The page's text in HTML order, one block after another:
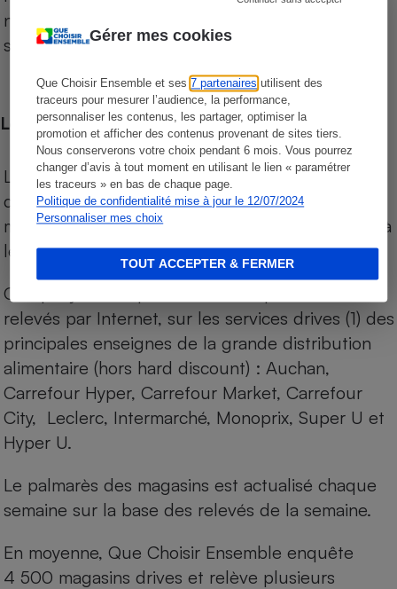
Gérer mes cookies
Que Choisir Ensemble et ses7 partenaires utilisent des
traceurs pour mesurer l’audience, la performance,
personnaliser les contenus, les partager, optimiser la
promotion et afficher des contenus provenant de sites tiers.
Nous conserverons votre choix pendant 6 mois. Vous pourrez
changer d’avis à tout moment en utilisant le lien « paramétrer
les traceurs » en bas de chaque page.
Politique de confidentialité mise à jour le 12/07/2024
Personnaliser mes choix
TOUT ACCEPTER & FERMER
niveau de prix des supermarchés, géolocalisés
sur le territoire français.
Les comparaisons de prix
Les comparaisons sont réalisées sur l’ensemble
des produits des magasins. Les produits de
marques de distributeurs (MDD) sont comparés à
leurs équivalents chez leurs concurrents.
Chaque jour, les prix de tous les produits sont
relevés par Internet, sur les services drives (1) des
principales enseignes de la grande distribution
alimentaire (hors hard discount) : Auchan,
Carrefour Hyper, Carrefour Market, Carrefour
City, Leclerc, Intermarché, Monoprix, Super U et
Hyper U.
Le palmarès des magasins est actualisé chaque
semaine sur la base des relevés de la semaine.
En moyenne, Que Choisir Ensemble enquête
4 500 magasins drives et relève plusieurs